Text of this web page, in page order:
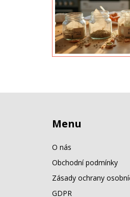
Menu
O nás
Obchodní podmínky
Zásady ochrany
GDPR